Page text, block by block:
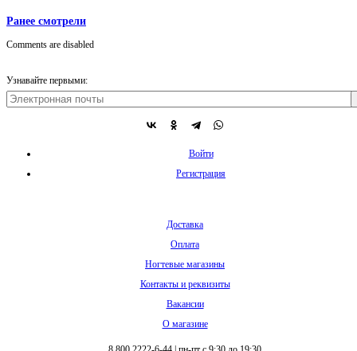
Ранее смотрели
Comments are disabled
Узнавайте первыми:
Войти
Регистрация
Доставка
Оплата
Ногтевые магазины
Контакты и реквизиты
Вакансии
О магазине